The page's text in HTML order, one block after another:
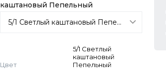
каштановый Пепельный
Цвет
5/1 Светлый
каштановый
Пепельный